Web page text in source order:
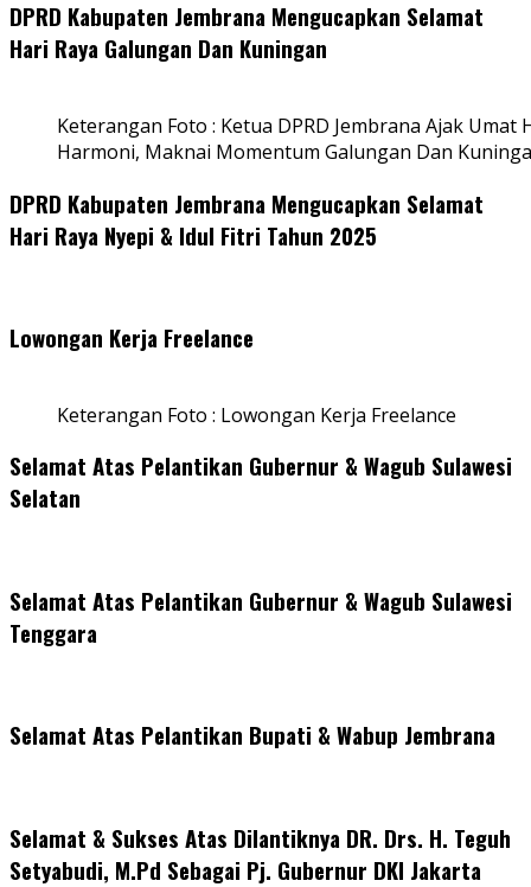
DPRD Kabupaten Jembrana Mengucapkan Selamat
Hari Raya Galungan Dan Kuningan
Keterangan Foto : Ketua DPRD Jembrana Ajak
Harmoni, Maknai Momentum Galungan Dan
DPRD Kabupaten Jembrana Mengucapkan Selamat
Hari Raya Nyepi & Idul Fitri Tahun 2025
Lowongan Kerja Freelance
Keterangan Foto : Lowongan Kerja Freelance
Selamat Atas Pelantikan Gubernur & Wagub Sulawesi
Selatan
Selamat Atas Pelantikan Gubernur & Wagub Sulawesi
Tenggara
Selamat Atas Pelantikan Bupati & Wabup Jembrana
Selamat & Sukses Atas Dilantiknya DR. Drs. H. Teguh
Setyabudi, M.Pd Sebagai Pj. Gubernur DKI Jakarta